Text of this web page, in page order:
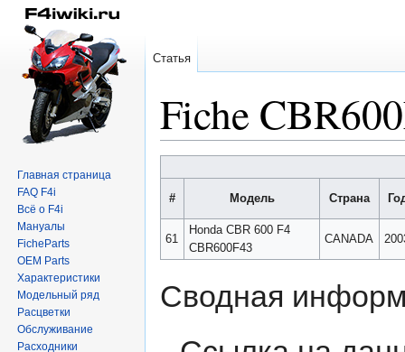
Fiche
навигации
поиску
# Модель Страна
61
Honda CBR 600 F4
CBR600F43
CANADA
Сводная
Статья
Главная страница
FAQ F4i
Всё о F4i
Мануалы
FicheParts
OEM Parts
Характеристики
Модельный ряд
Расцветки
Обслуживание
Расходники